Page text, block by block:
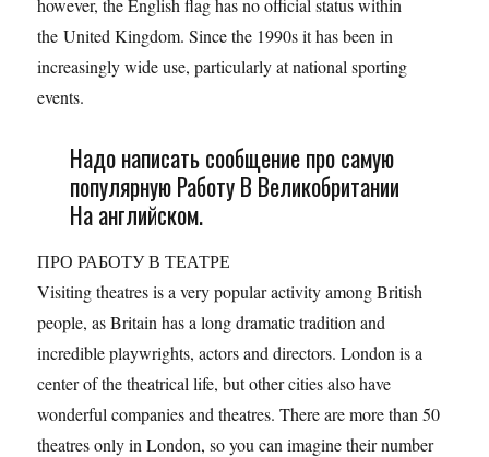
however, the English flag has no official status within
the United Kingdom. Since the 1990s it has been in
increasingly wide use, particularly at national sporting
events.
Надо написать сообщение про самую
популярную Работу В Великобритании
На английском.
ПРО РАБОТУ В ТЕАТРЕ
Visiting theatres is a very popular activity among British
people, as Britain has a long dramatic tradition and
incredible playwrights, actors and directors. London is a
center of the theatrical life, but other cities also have
wonderful companies and theatres. There are more than 50
theatres only in London, so you can imagine their number